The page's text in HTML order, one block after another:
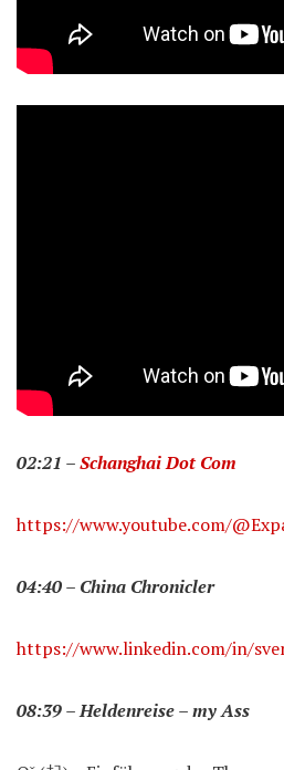
02:21 –Schanghai Dot Com
https://www.youtube.com/
04:40 – China Chronicler
https://www.linkedin.com/in/
08:39 – Heldenreise – my Ass